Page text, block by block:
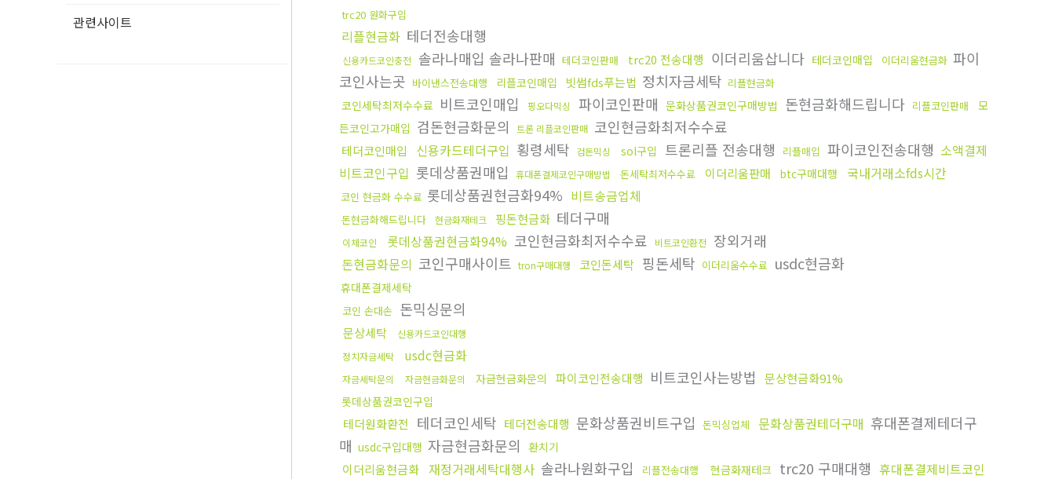
관련사이트
trc20 원화구입
리플현금화 테더전송대행
신용카드코인충전 솔라나매입 솔라나판매 테더코인판매 trc20 전송대행 이더리움삽니다 테더코인매입 이더리움현금화 파이
코인사는곳 바이낸스전송대행 리플코인매입 빗썸fds푸는법 정치자금세탁 리플현금화
코인세탁최저수수료 비트코인매입 핑오다믹싱 파이코인판매 문화상품권코인구매방법 돈현금화해드립니다 리플코인판매
모
든코인고가매입 검돈현금화문의 트론 리플코인판매 코인현금화최저수수료
테더코인매입 신용카드테더구입 횡령세탁 검돈믹싱 sol구입 트론리플 전송대행 리플매입 파이코인전송대행 소액결제
비트코인구입 롯데상품권매입 휴대폰결제코인구매방법 돈세탁최저수수료 이더리움판매 btc구매대행 국내거래소fds시간
코인 현금화 수수료 롯데상품권현금화94% 비트송금업체
돈현금화해드립니다 현금화재테크 핑돈현금화 테더구매
이체코인 롯데상품권현금화94% 코인현금화최저수수료 비트코인환전 장외거래
돈현금화문의 코인구매사이트 tron구매대행 코인돈세탁 핑돈세탁 이더리움수수료 usdc현금화
휴대폰결제세탁
코인 손대손 돈믹싱문의
문상세탁
신용카드코인대행
정치자금세탁
usdc현금화
자금세탁문의 자금현금화문의 자금현금화문의 파이코인전송대행 비트코인사는방법 문상현금화91%
롯데상품권코인구입
테더원화환전 테더코인세탁 테더전송대행 문화상품권비트구입 돈믹싱업체 문화상품권테더구매 휴대폰결제테더구
매 usdc구입대행 자금현금화문의 환치기
이더리움현금화 재정거래세탁대행사 솔라나원화구입 리플전송대행 현금화재테크 trc20 구매대행 휴대폰결제비트코인